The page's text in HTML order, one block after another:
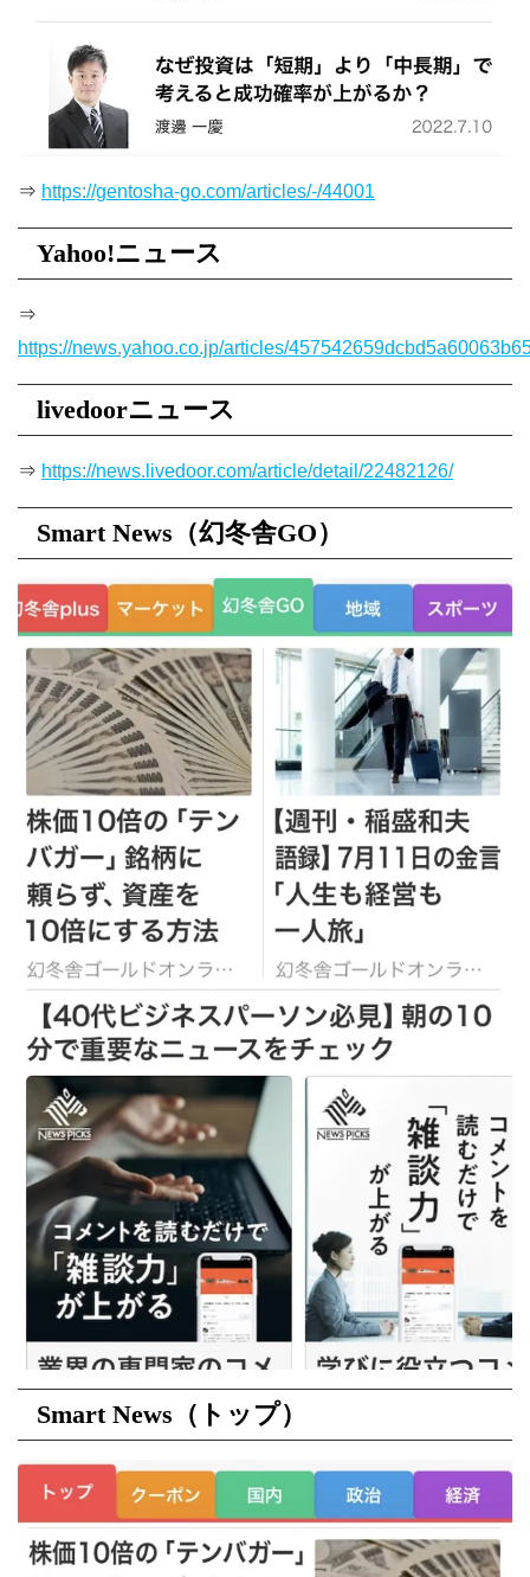
⇒ https://gentosha-go.com/articles/-/44001
Yahoo!ニュース
⇒
https://news.yahoo.co.jp/articles/
livedoorニュース
⇒ https://news.livedoor.com/article/detail/22482126/
Smart News（幻冬舎GO）
Smart News（ トップ）